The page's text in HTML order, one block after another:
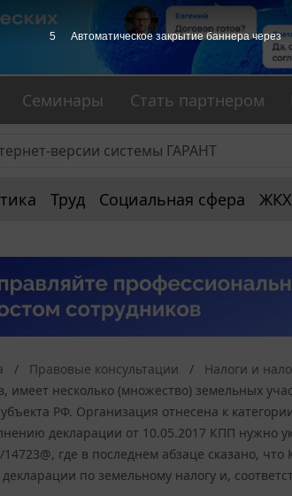
Семинары Стать партнером
Труд Социальная сфера ЖКХ
Правовые консультации Налоги и
имеет несколько (множество) земельных
РФ. Организация отнесена к
декларации от 10.05.2017 КПП нужно
где в последнем абзаце сказано,
по земельному налогу и,
4 Автоматическое закрытие баннера через